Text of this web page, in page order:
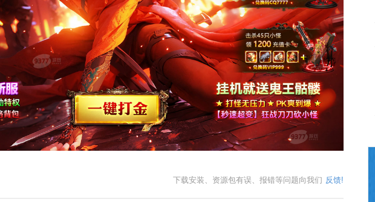
下载安装、资源包有误、报错等问题向我们 反馈!